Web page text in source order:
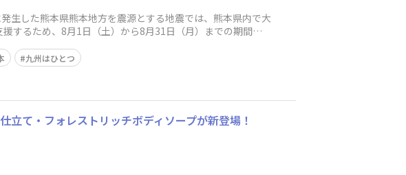
生した熊本県熊本地方を震源とする地震では、熊本県内で大
するため、8月1日（土）から8月31日（月）までの期間
九州はひとつ
立て・フォレストリッチボディソープが新登場！